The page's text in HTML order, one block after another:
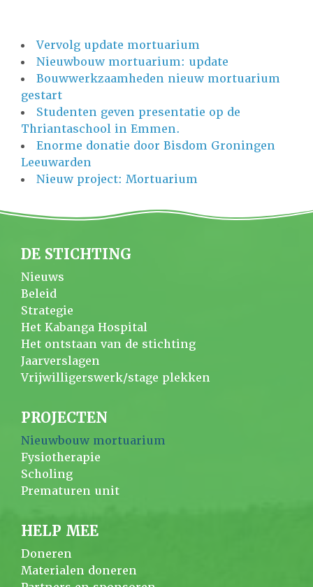
Vervolg update mortuarium
Nieuwbouw mortuarium: update
Bouwwerkzaamheden nieuw mortuarium
gestart
Studenten geven presentatie op de
Thriantaschool in Emmen.
Enorme donatie door Bisdom Groningen
Leeuwarden
Nieuw project: Mortuarium
DE STICHTING
Nieuws
Beleid
Strategie
Het Kabanga Hospital
Het ontstaan van de stichting
Jaarverslagen
Vrijwilligerswerk/stage plekken
PROJECTEN
Nieuwbouw mortuarium
Fysiotherapie
Scholing
Prematuren unit
HELP MEE
Doneren
Materialen doneren